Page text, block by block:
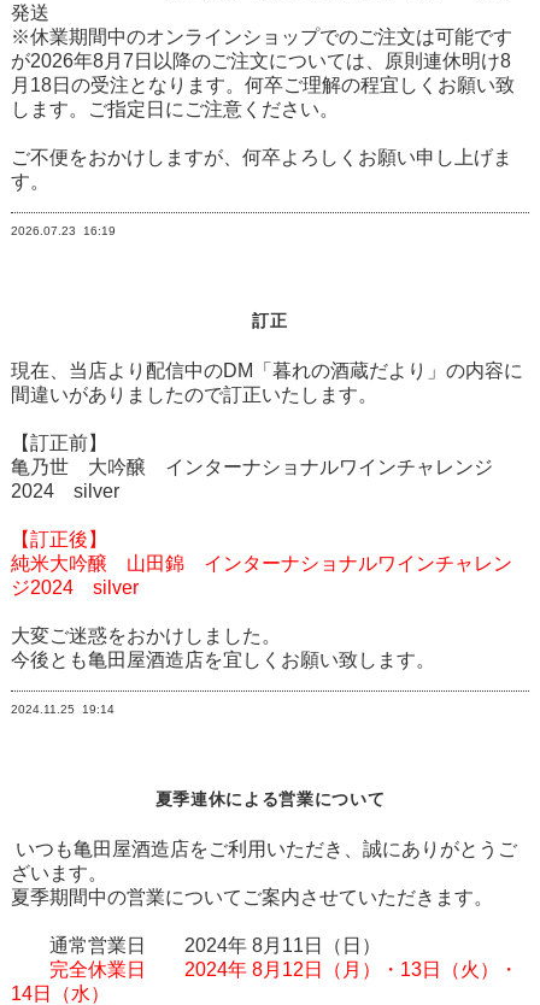
発送
※休業期間中のオンラインショップでのご注文は可能です
が2026年8月 7 日以降のご注文については、原則連休明け8
月18日の受注となります。何卒ご理解の程宜しくお願い致
します。ご指定日にご注意ください。
ご不便をおかけしますが、何卒よろしくお願い申し上げま
す。
2026.07.23 16:19
訂正
現在、当店より配信中のDM「暮れの酒蔵だより」の内容に
間違いがありましたので訂正いたします。
【訂正前】
亀乃世 大吟醸 インターナショナルワインチャレンジ
2024 silver
【訂正後】
純米大吟醸 山田錦 インターナショナルワインチャレン
ジ2024 silver
大変ご迷惑をおかけしました。
今後とも亀田屋酒造店を宜しくお願い致します。
2024.11.25 19:14
夏季連休による営業について
いつも亀田屋酒造店をご利用いただき、誠にありがとうご
ざいます。
夏季期間中の営業についてご案内させていただきます。
通常営業日 2024年 8月11日（日）
完全休業日 2024年 8月12日（月）・13日（火）・
14日（水）